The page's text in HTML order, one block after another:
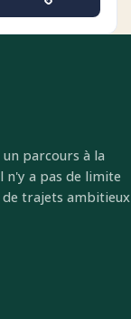
parcours à la
n'y a pas de limite
de trajets ambitieux